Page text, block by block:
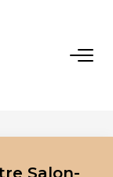
Salon-